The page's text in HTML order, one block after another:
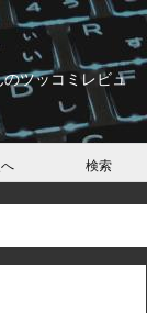
ツッコミレビュ
検索